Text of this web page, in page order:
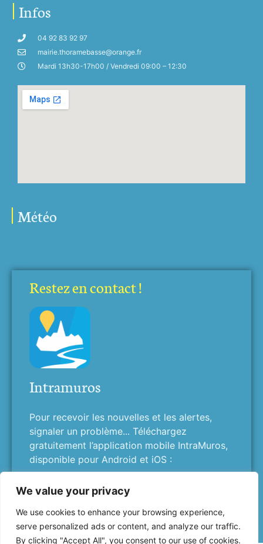
We value your privacy
We use cookies to enhance your browsing experience,
serve personalized ads or content, and analyze our traffic.
By clicking "Accept All", you consent to our use of cookies.
Infos
04 92 83 92 97
mairie.thoramebasse@orange.fr
Mardi 13h30-17h00 / Vendredi 09:00 – 12:30
Météo
Restez en contact !
Intramuros
Pour recevoir les nouvelles et les alertes,
signaler un problème... Téléchargez
gratuitement l’application mobile IntraMuros,
disponible pour Android et iOS :